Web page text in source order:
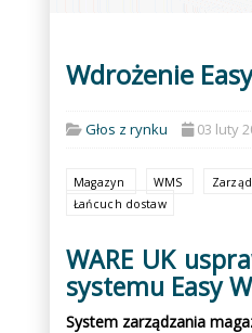
Wdrożenie
Głos z rynku 03 luty
Magazyn WMS
Łańcuch dostaw
WARE UK
systemu Easy
System zarządzania